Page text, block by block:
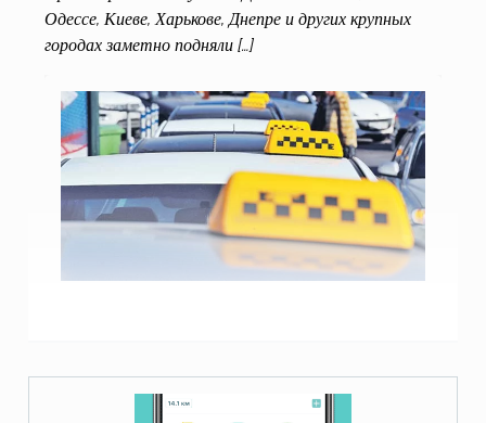
Одессе, Киеве, Харькове, Днепре и других крупных
городах заметно подняли […]